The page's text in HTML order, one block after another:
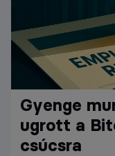
Gyenge
ugrott a
csúcsra